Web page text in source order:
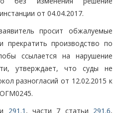
от 04.04.2017.
просит обжалуемые
прекратить производство по
ссылается на нарушение
утверждает, что суды не
разногласий от 12.02.2015 к
291.1 , части 7 статьи 291.6,